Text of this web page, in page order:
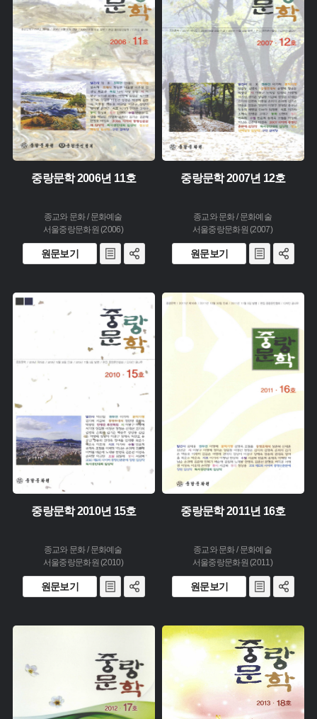
주제 :
유형 :
생산 :
중랑문학 2006년 11호
종교와 문화 / 문화예술
서울중랑문화원 (2006)
원문보기
주제 :
유형 :
생산 :
소장 :
중랑문학 2007년 12호
종교와 문화 / 문화예술
서울중랑문화원 (2007)
원문보기
생산 :
소장 :
중랑문학 2010년 15호
종교와 문화 / 문화예술
서울중랑문화원 (2010)
원문보기
주제 :
유형 :
중랑문학 2011년 16호
종교와 문화 / 문화예술
서울중랑문화원 (2011)
원문보기
주제 :
유형 :
소장 :